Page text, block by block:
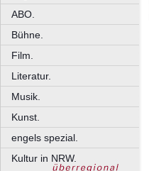
ABO.
Bühne.
Film.
Literatur.
Musik.
Kunst.
engels spezial.
Kultur in NRW.